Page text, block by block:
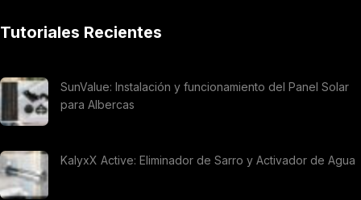
Tutoriales Recientes
SunValue: Instalación y funcionamiento del Panel Solar
para Albercas
KalyxX Active: Eliminador de Sarro y Activador de Agua